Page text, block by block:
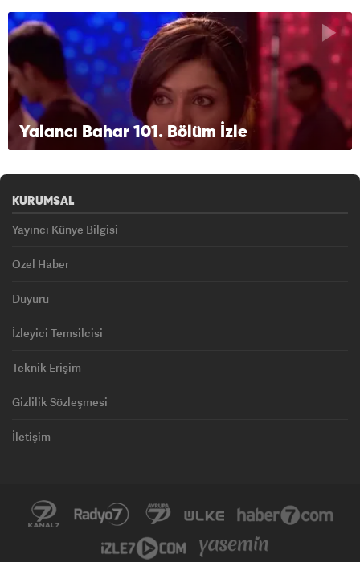
Yalancı Bahar 101. Bölüm İzle
KURUMSAL
Yayıncı Künye Bilgisi
Özel Haber
Duyuru
İzleyici Temsilcisi
Teknik Erişim
Gizlilik Sözleşmesi
İletişim